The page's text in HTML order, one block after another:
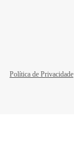
Política de Privacidade